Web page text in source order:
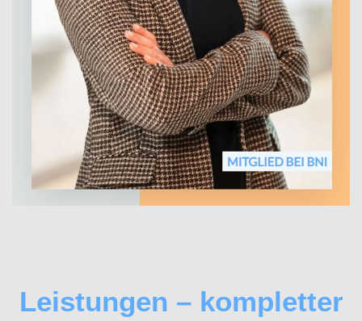
Leistungen – kompletter